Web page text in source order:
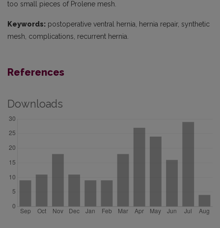
too small pieces of Prolene mesh.
Keywords: postoperative ventral hernia, hernia repair, synthetic
mesh, complications, recurrent hernia.
References
Downloads